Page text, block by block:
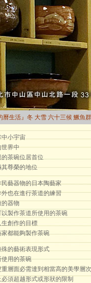
曆生活』冬 大雪 六十三候 鱖魚群
中小宇宙
界中
茶碗位居首位
尊榮的地位
藝器物的日本陶藝家
也在進行茶道的練習
器物
製作茶道所使用的茶碗
創作的目標
都能夠製作茶碗
的藝術表現形式
用的茶碗
層面必需達到相當高的美學層次
須超越形式或形狀的限制